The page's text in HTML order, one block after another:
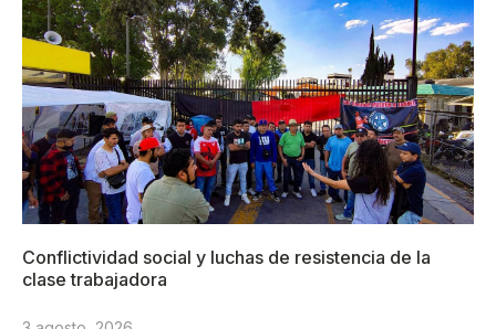
Conflictividad social y luchas de resistencia de la
clase trabajadora